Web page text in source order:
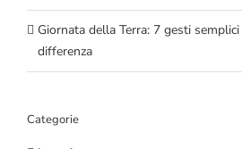
Giornata della Terra: 7 gesti
differenza
Categorie